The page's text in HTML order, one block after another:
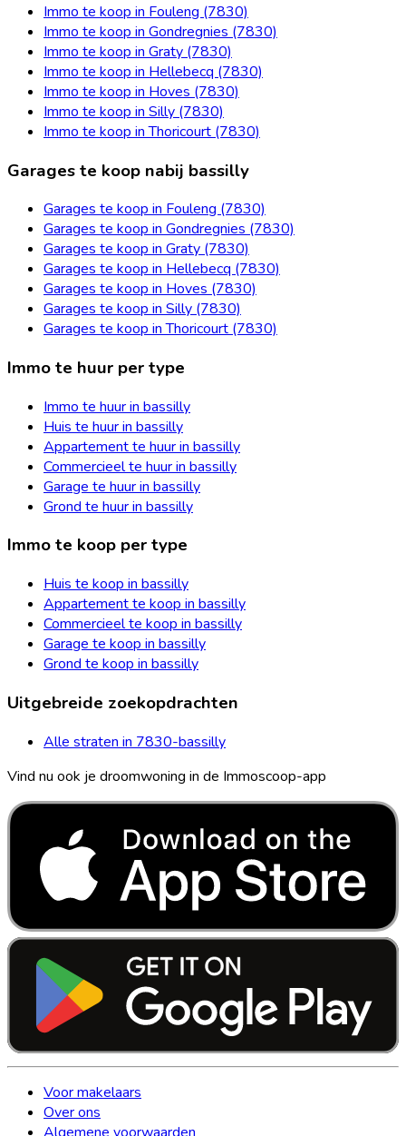
Immo te koop in Fouleng (7830)
Immo te koop in Gondregnies (7830)
Immo te koop in Graty (7830)
Immo te koop in Hellebecq (7830)
Immo te koop in Hoves (7830)
Immo te koop in Silly (7830)
Immo te koop in Thoricourt (7830)
Garages te koop nabij bassilly
Garages te koop in Fouleng (7830)
Garages te koop in Gondregnies (7830)
Garages te koop in Graty (7830)
Garages te koop in Hellebecq (7830)
Garages te koop in Hoves (7830)
Garages te koop in Silly (7830)
Garages te koop in Thoricourt (7830)
Immo te huur per type
Immo te huur in bassilly
Huis te huur in bassilly
Appartement te huur in bassilly
Commercieel te huur in bassilly
Garage te huur in bassilly
Grond te huur in bassilly
Immo te koop per type
Huis te koop in bassilly
Appartement te koop in bassilly
Commercieel te koop in bassilly
Garage te koop in bassilly
Grond te koop in bassilly
Uitgebreide zoekopdrachten
Alle straten in 7830-bassilly
Vind nu ook je droomwoning in de Immoscoop-app
Voor makelaars
Over ons
Algemene voorwaarden